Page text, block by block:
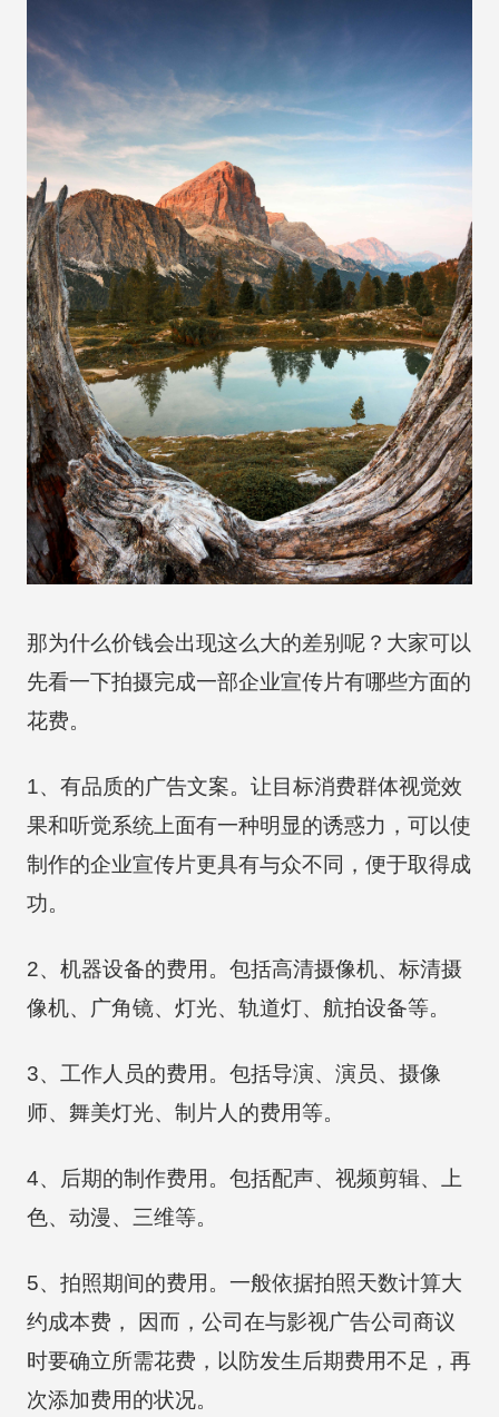
那为什么价钱会出现这么大的差别呢？大家可以
先看一下拍摄完成一部企业宣传片有哪些方面的
花费。
1、有品质的广告文案。让目标消费群体视觉效
果和听觉系统上面有一种明显的诱惑力，可以使
制作的企业宣传片更具有与众不同，便于取得成
功。
2、机器设备的费用。包括高清摄像机、标清摄
像机、广角镜、灯光、轨道灯、航拍设备等。
3、工作人员的费用。包括导演、演员、摄像
师、舞美灯光、制片人的费用等。
4、后期的制作费用。包括配声、视频剪辑、上
色、动漫、三维等。
5、拍照期间的费用。一般依据拍照天数计算大
约成本费， 因而，公司在与影视广告公司商议
时要确立所需花费，以防发生后期费用不足，再
次添加费用的状况。